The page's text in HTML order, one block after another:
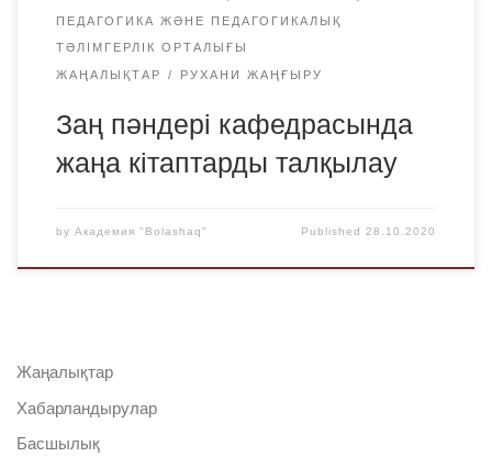
ПЕДАГОГИКА ЖӘНЕ ПЕДАГОГИКАЛЫҚ
ТӘЛІМГЕРЛІК ОРТАЛЫҒЫ
ЖАҢАЛЫҚТАР РУХАНИ ЖАҢҒЫРУ
Заң пәндері кафедрасында
жаңа кітаптарды талқылау
by Академия "Bolashaq" Published28.10.2020
Жаңалықтар
Хабарландырулар
Басшылық